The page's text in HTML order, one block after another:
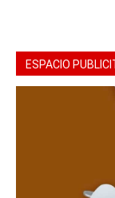
ESPACIO